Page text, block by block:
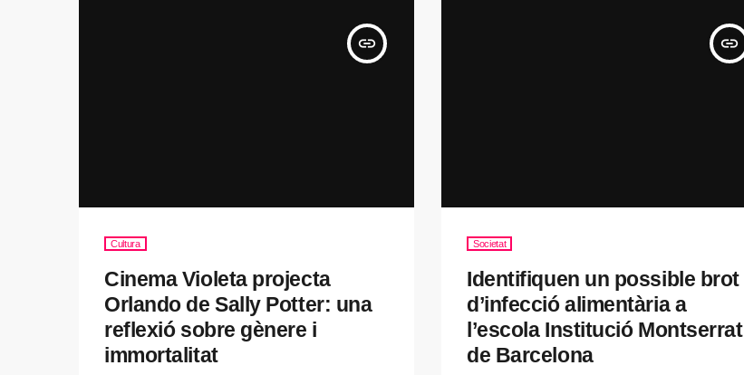
insert_link
Cultura
Cinema Violeta projecta
Orlando de Sally Potter: una
reflexió sobre gènere i
immortalitat
insert_link
Societat
Identifiquen un possible brot
d’infecció alimentària a
l’escola Institució Montserrat
de Barcelona